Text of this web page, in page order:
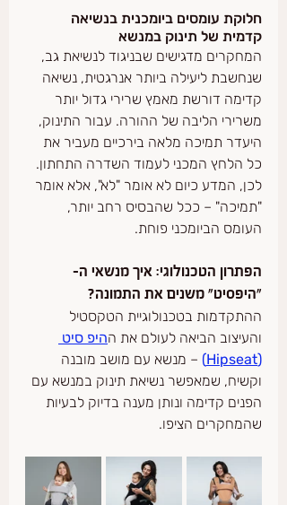
חלוקת עומסים ביומכנית בנשיאה
קדמית של תינוק במנשא
המחקרים מדגישים שבניגוד לנשיאת גב,
שנחשבת ליעילה ביותר אנרגטית, נשיאה
קדימה דורשת מאמץ שרירי גדול יותר
משרירי הליבה של ההורה. עבור התינוק,
היעדר תמיכה מלאה בירכיים מעביר את
כל הלחץ המכני לעמוד השדרה התחתון.
לכן, המדע כיום לא אומר "לא", אלא אומר
"תמיכה" – ככל שהבסיס רחב יותר,
העומס הביומכני פוחת.
הפתרון הטכנולוגי: איך מנשאי ה-
"היפסיט" משנים את התמונה?
ההתקדמות בטכנולוגיית הטקסטיל
והעיצוב הביאה לעולם את ההיפ סיט
(Hipseat)
– מנשא עם מושב מובנה
וקשיח, שמאפשר נשיאת תינוק במנשא עם
הפנים קדימה ונותן מענה בדיוק לבעיות
שהמחקרים הציפו.